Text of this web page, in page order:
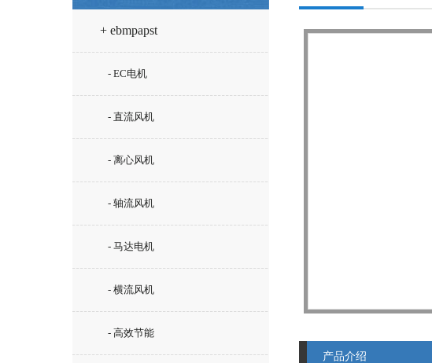
+ ebmpapst
- EC电机
- 直流风机
- 离心风机
- 轴流风机
- 马达电机
- 横流风机
- 高效节能
产品介绍